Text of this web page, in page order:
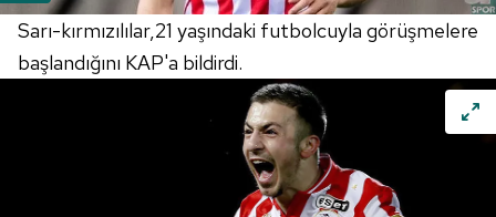
Sarı-kırmızılılar,21 yaşındaki futbolcuyla görüşmelere
başlandığını KAP'a bildirdi.